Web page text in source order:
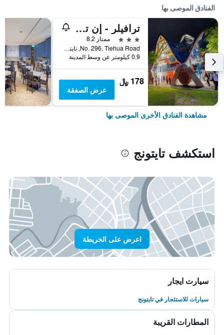
الفنادق الموصى بها
ترافيلر - إن تيهوا هوتل 2
3 نجوم
ممتاز 8.2
No. 296, Tiehua Road, تايتونج, تايوان
0.9 كيلومتر عن وسط المدينة
178 ﷼
عرض الصفقة
مشاهدة الفنادق الأخرى الموصى بها
استكشف تايتونج
اعرض على الخريطة
سيارت ايجار
سيارات للاستئجار في تايتونج
المطارات القريبة